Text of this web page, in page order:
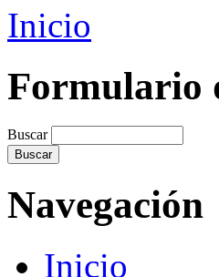
Inicio
Formulario
Buscar
Navegación
Inicio